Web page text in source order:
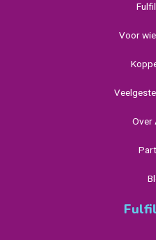
Voor
Over